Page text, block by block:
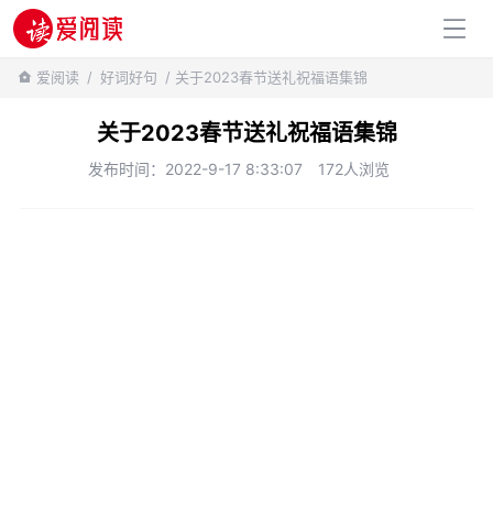
百科知识
爱阅读 / 好词好句 / 关于2023春节送礼祝福语集锦
关于2023春节送礼祝福语集锦
发布时间：2022-9-17 8:33:07 172人浏览